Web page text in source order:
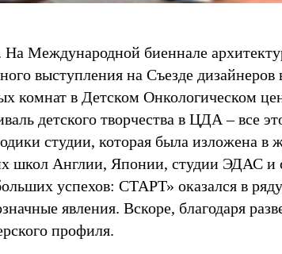
На Международной биеннале
выступления на Съезде
комнат в Детском Онкологическом
детского творчества в ЦДА – все
студии, которая была изложена
школ Англии, Японии, студии ЭДАС
успехов: СТАРТ» оказался в
явления. Вскоре, благодаря
профиля.